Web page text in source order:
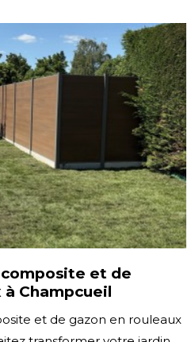
composite et de
Champcueil
et de gazon en rouleaux